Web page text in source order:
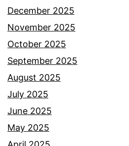
December 2025
November 2025
October 2025
September 2025
August 2025
July 2025
June 2025
May 2025